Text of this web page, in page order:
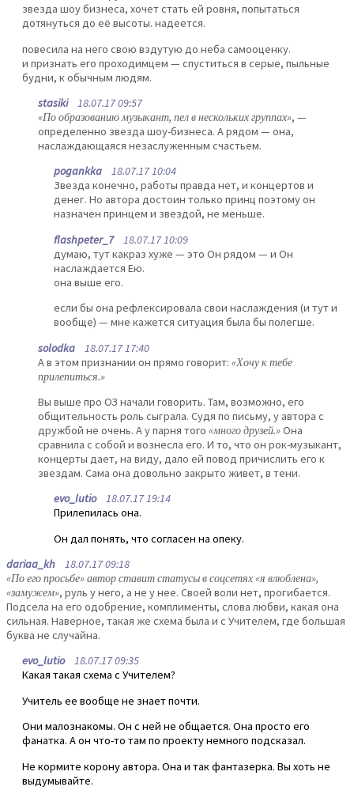
звезда шоу бизнеса, хочет стать ей ровня, попытаться
дотянуться до её высоты. надеется.
повесила на него свою вздутую до неба самооценку.
и признать его проходимцем — спуститься в серые, пыльные
будни, к обычным людям.
stasiki18.07.17 09:57
«По образованию музыкант, пел в нескольких группах», —
определенно звезда шоу-бизнеса. А рядом — она,
наслаждающаяся незаслуженным счастьем.
pogankka 18.07.17 10:04
Звезда конечно, работы правда нет, и концертов и
денег. Но автора достоин только принц поэтому он
назначен принцем и звездой, не меньше.
flashpeter_718.07.17 10:09
думаю, тут какраз хуже — это Он рядом — и Он
наслаждается Ею.
она выше его.
если бы она рефлексировала свои наслаждения (и тут и
вообще) — мне кажется ситуация была бы полегше.
solodka 18.07.17 17:40
А в этом признании он прямо говорит: «Хочу к тебе
прилепиться.»
Вы выше про ОЗ начали говорить. Там, возможно, его
общительность роль сыграла. Судя по письму, у автора с
дружбой не очень. А у парня того «много друзей.»Она
сравнила с собой и вознесла его. И то, что он рок-музыкант,
концерты дает, на виду, дало ей повод причислить его к
звездам. Сама она довольно закрыто живет, в тени.
evo_lutio18.07.17 19:14
Прилепилась она.
Он дал понять, что согласен на опеку.
dariaa_kh 18.07.17 09:18
«По его просьбе» автор ставит статусы в соцсетях «я влюблена»,
«замужем», руль у него, а не у нее. Своей воли нет, прогибается.
Подсела на его одобрение, комплименты, слова любви, какая она
сильная. Наверное, такая же схема была и с Учителем, где большая
буква не случайна.
evo_lutio18.07.17 09:35
Какая такая схема с Учителем?
Учитель ее вообще не знает почти.
Они малознакомы. Он с ней не общается. Она просто его
фанатка. А он что-то там по проекту немного подсказал.
Не кормите корону автора. Она и так фантазерка. Вы хоть не
выдумывайте.